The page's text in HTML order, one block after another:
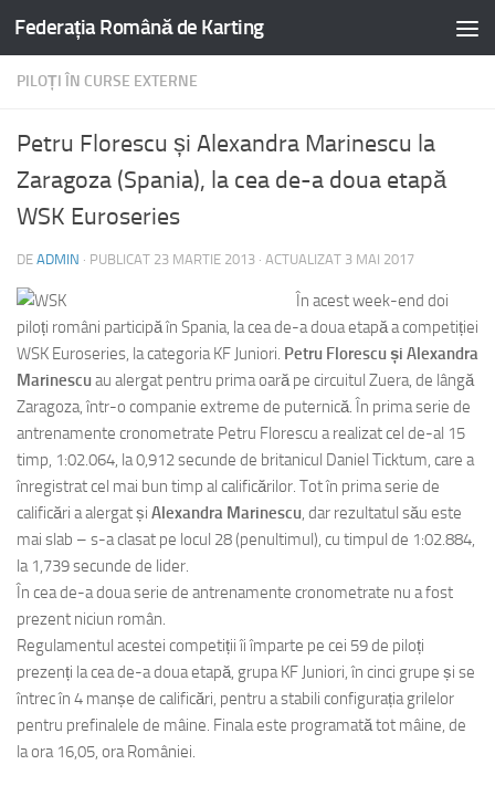
Federația Română de Karting
PILOȚI ÎN CURSE EXTERNE
Petru Florescu și Alexandra Marinescu la
Zaragoza (Spania), la cea de-a doua etapă
WSK Euroseries
DE ADMIN · PUBLICAT 23 MARTIE 2013 · ACTUALIZAT 3 MAI 2017
În acest week-end doi
piloți români participă în Spania, la cea de-a doua etapă a competiției
WSK Euroseries, la categoria KF Juniori. Petru Florescu și Alexandra
Marinescuau alergat pentru prima oară pe circuitul Zuera, de lângă
Zaragoza, într-o companie extreme de puternică. În prima serie de
antrenamente cronometrate Petru Florescu a realizat cel de-al 15
timp, 1:02.064, la 0,912 secunde de britanicul Daniel Ticktum, care a
înregistrat cel mai bun timp al calificărilor. Tot în prima serie de
calificări a alergat și Alexandra Marinescu, dar rezultatul său este
mai slab – s-a clasat pe locul 28 (penultimul), cu timpul de 1:02.884,
la 1,739 secunde de lider.
În cea de-a doua serie de antrenamente cronometrate nu a fost
prezent niciun român.
Regulamentul acestei competiții îi împarte pe cei 59 de piloți
prezenți la cea de-a doua etapă, grupa KF Juniori, în cinci grupe și se
întrec în 4 manșe de calificări, pentru a stabili configurația grilelor
pentru prefinalele de mâine. Finala este programată tot mâine, de
la ora 16,05, ora României.